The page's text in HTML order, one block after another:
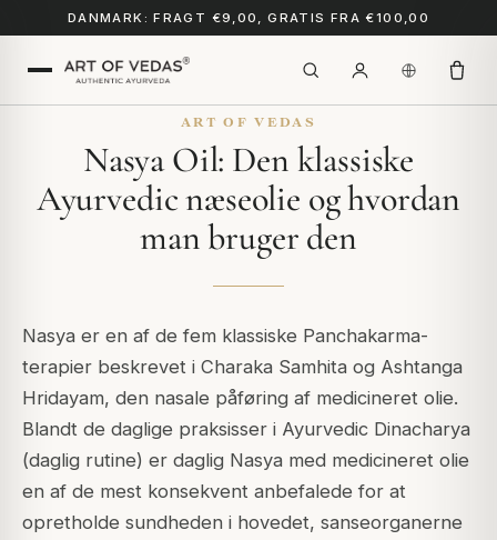
DANMARK: FRAGT €9,00, GRATIS FRA €100,00
ART OF VEDAS
Nasya Oil: Den klassiske
Ayurvedic næseolie og hvordan
man bruger den
Nasya er en af de fem klassiske Panchakarma-
terapier beskrevet i Charaka Samhita og Ashtanga
Hridayam, den nasale påføring af medicineret olie.
Blandt de daglige praksisser i Ayurvedic Dinacharya
(daglig rutine) er daglig Nasya med medicineret olie
en af de mest konsekvent anbefalede for at
opretholde sundheden i hovedet, sanseorganerne